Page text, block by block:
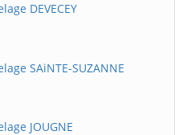
DEVECEY
SAiNTE-SUZANNE
JOUGNE